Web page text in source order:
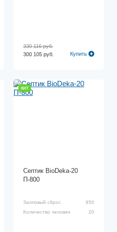
300 105 руб.
330 116 руб.
Купить
ХИТ
Септик BioDeka-20
П-800
Залповый сброс
950
Количество человек
20